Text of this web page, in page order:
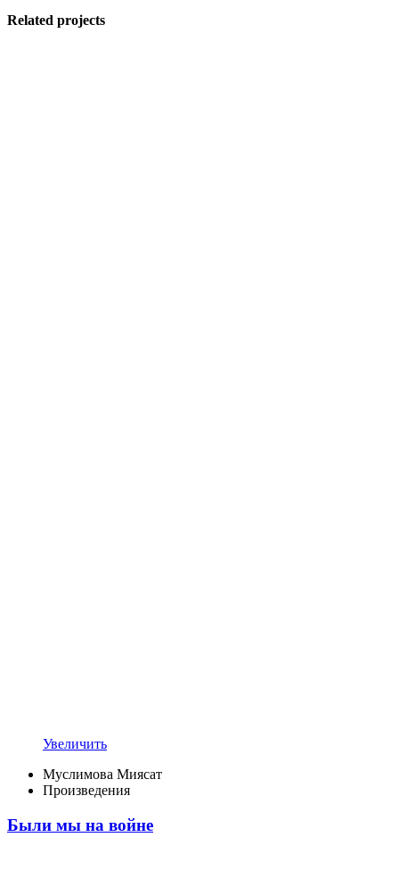
Related projects
Увеличить
Муслимова Миясат
Произведения
Были мы на войне